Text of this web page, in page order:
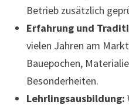
Betrieb zusätzlich
Erfahrung und
vielen Jahren am
Bauepochen,
Besonderheiten.
Lehrlingsausbildung: